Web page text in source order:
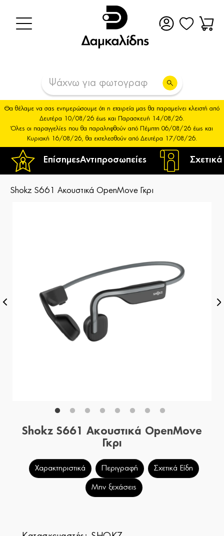
ΕπίσημεςΑντιπροσωπείες
Θα θέλαμε να σας ενημερώσουμε ότι η εταιρεία μας θα παραμείνει κλειστή από
Δευτέρα 10/08/26 έως και Παρασκευή 14/08/26.
Όλες οι παραγγελίες που θα παραληφθούν από Πέμπτη 06/08/26 έως και
Κυριακή 16/08/26, θα εκτελεσθούν από Δευτέρα 17/08/26.
Shokz S661 Ακουστικά OpenMove Γκρι
Shokz S661 Ακουστικά OpenMove
Γκρι
Χαρακτηριστικά Περιγραφή Σχετικά Είδη
Μην ξεχάσεις